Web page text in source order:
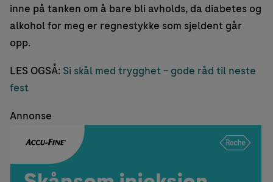
inne på tanken om å bare bli avholds, da diabetes og
alkohol for meg er regnestykke som sjeldent går
opp.
LES OGSÅ: Si skål med trygghet – gode råd til neste
fest
Annonse